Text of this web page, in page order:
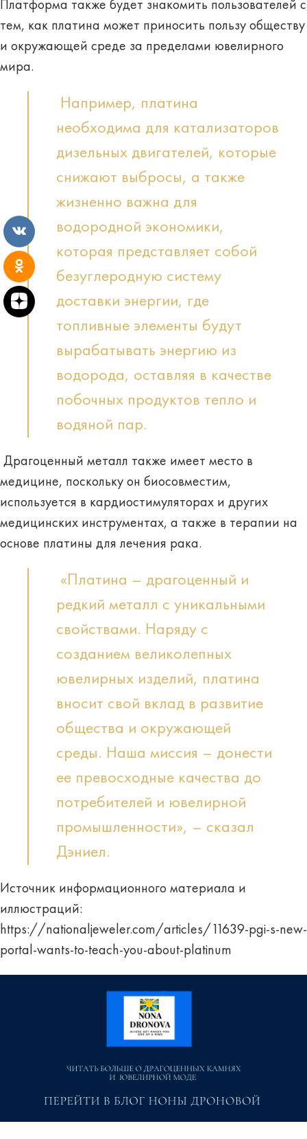
Платформа также будет знакомить пользователей с
тем, как платина может приносить пользу обществу
и окружающей среде за пределами ювелирного
мира.
Например, платина
необходима для катализаторов
дизельных двигателей, которые
снижают выбросы, а также
жизненно важна для
водородной экономики,
которая представляет собой
безуглеродную систему
доставки энергии, где
топливные элементы будут
вырабатывать энергию из
водорода, оставляя в качестве
побочных продуктов тепло и
водяной пар.
Драгоценный металл также имеет место в
медицине, поскольку он биосовместим,
используется в кардиостимуляторах и других
медицинских инструментах, а также в терапии на
основе платины для лечения рака.
«Платина – драгоценный и
редкий металл с уникальными
свойствами. Наряду с
созданием великолепных
ювелирных изделий, платина
вносит свой вклад в развитие
общества и окружающей
среды. Наша миссия – донести
ее превосходные качества до
потребителей и ювелирной
промышленности», – сказал
Дэниел.
Источник информационного материала и
иллюстраций:
https://nationaljeweler.com/articles/11639-pgi-s-new-
portal-wants-to-teach-you-about-platinum